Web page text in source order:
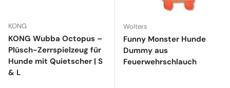
KONG
KONG Wubba Octopus –
Plüsch-Zerrspielzeug für
Hunde mit Quietscher | S
& L
Wolters
Funny Monster Hunde
Dummy aus
Feuerwehrschlauch